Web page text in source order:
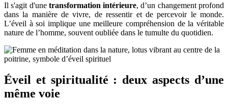
Il s'agit d'une transformation intérieure, d’un changement profond
dans la manière de vivre, de ressentir et de percevoir le monde.
L’éveil à soi implique une meilleure compréhension de la véritable
nature de l’homme, souvent oubliée dans le tumulte du quotidien.
Éveil et spiritualité : deux aspects d’une
même voie